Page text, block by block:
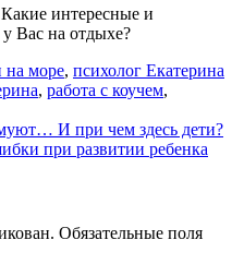
интересные и
Вас на отдыхе?
на море, психолог Екатерина
, работа с коучем,
И при чем здесь дети?
при развитии ребенка
Обязательные поля